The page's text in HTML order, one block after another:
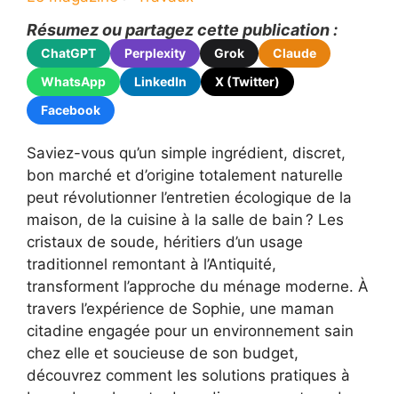
Résumez ou partagez cette publication :
ChatGPT Perplexity Grok
Claude
WhatsApp
LinkedIn
X (Twitter)
Facebook
Saviez-vous qu’un simple ingrédient, discret,
bon marché et d’origine totalement naturelle
peut révolutionner l’entretien écologique de la
maison, de la cuisine à la salle de bain ? Les
cristaux de soude, héritiers d’un usage
traditionnel remontant à l’Antiquité,
transforment l’approche du ménage moderne. À
travers l’expérience de Sophie, une maman
citadine engagée pour un environnement sain
chez elle et soucieuse de son budget,
découvrez comment les solutions pratiques à